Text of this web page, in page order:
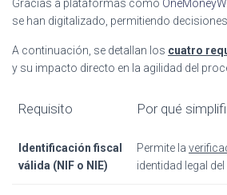
Gracias a plataformas como
se han digitalizado, permitiendo
A continuación, se detallan los cuatro
y su impacto directo en la agilidad del
Requisito Por qué
Identificación fiscal
válida (NIF o NIE)
Permite la
identidad legal